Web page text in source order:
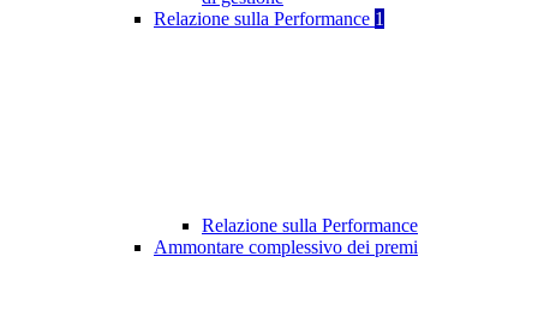
Relazione sulla Performance 1
Relazione sulla Performance
Ammontare complessivo dei premi